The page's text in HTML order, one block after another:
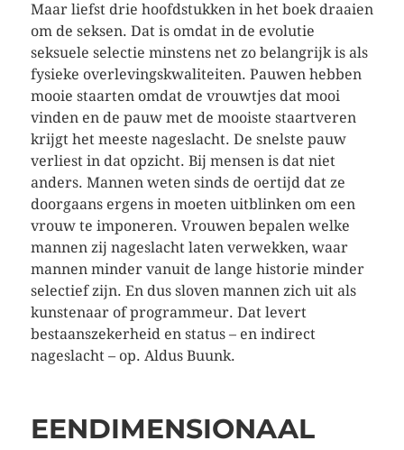
Maar liefst drie hoofdstukken in het boek draaien
om de seksen. Dat is omdat in de evolutie
seksuele selectie minstens net zo belangrijk is als
fysieke overlevingskwaliteiten. Pauwen hebben
mooie staarten omdat de vrouwtjes dat mooi
vinden en de pauw met de mooiste staartveren
krijgt het meeste nageslacht. De snelste pauw
verliest in dat opzicht. Bij mensen is dat niet
anders. Mannen weten sinds de oertijd dat ze
doorgaans ergens in moeten uitblinken om een
vrouw te imponeren. Vrouwen bepalen welke
mannen zij nageslacht laten verwekken, waar
mannen minder vanuit de lange historie minder
selectief zijn. En dus sloven mannen zich uit als
kunstenaar of programmeur. Dat levert
bestaanszekerheid en status – en indirect
nageslacht – op. Aldus Buunk.
EENDIMENSIONAAL